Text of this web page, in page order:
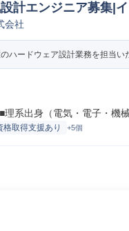
計エンジニア募集|
会社
ハードウェア設計業務を担当
系出身（電気・電子・機
格取得支援あり +5個